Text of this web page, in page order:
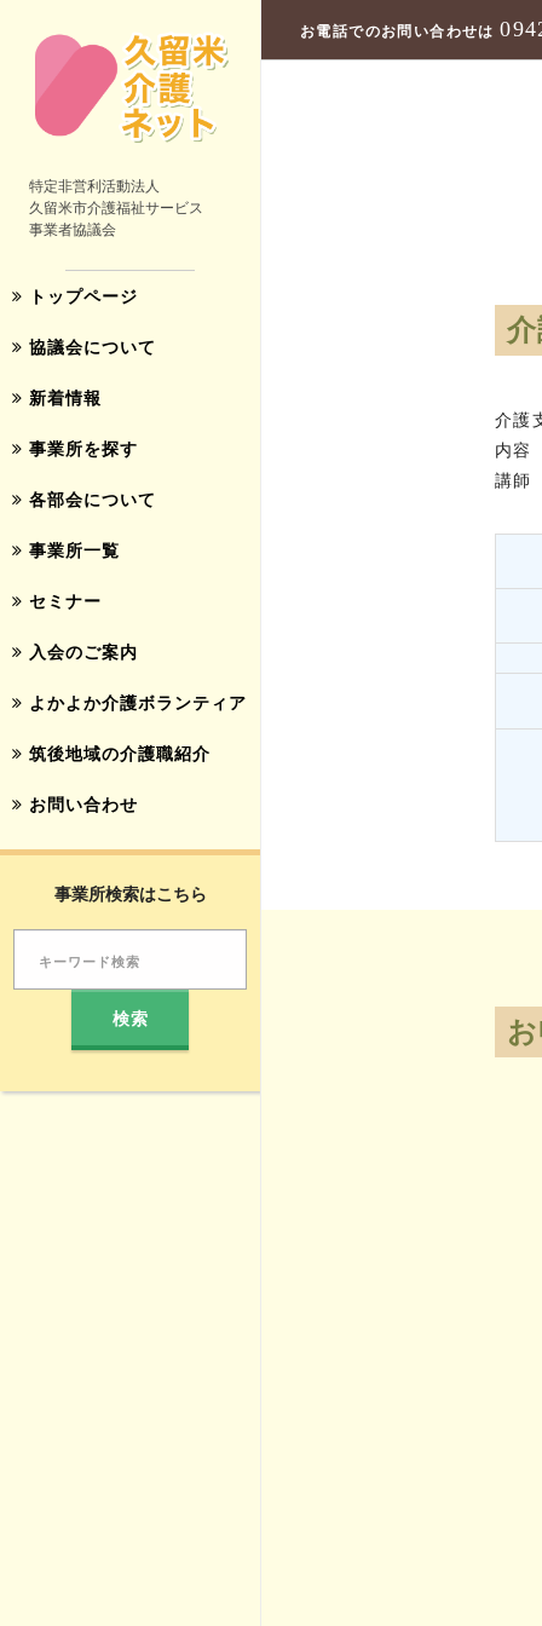
特定非営利活動法人
久留米市介護福祉サービス
事業者協議会
トップページ
協議会について
新着情報
事業所を探す
各部会について
事業所一覧
セミナー
入会のご案内
よかよか介護ボランティア
筑後地域の介護職紹介
お問い合わせ
事業所検索はこちら
お電話でのお問い合わせは
介護
内容
講師